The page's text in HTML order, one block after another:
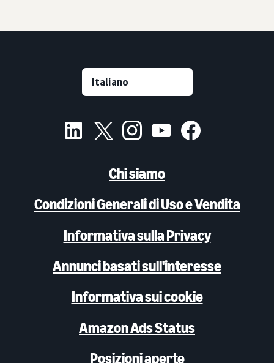
Chi siamo
Condizioni Generali di Uso e Vendita
Informativa sulla Privacy
Annunci basati sull'interesse
Informativa sui cookie
Amazon Ads Status
Posizioni aperte